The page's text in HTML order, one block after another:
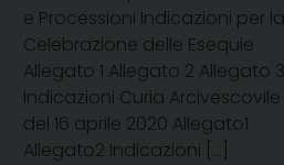
e Processioni Indicazioni per la
Celebrazione delle Esequie
Allegato 1 Allegato 2 Allegato 3
Indicazioni Curia Arcivescovile
del 16 aprile 2020 Allegato1
Allegato2 Indicazioni […]